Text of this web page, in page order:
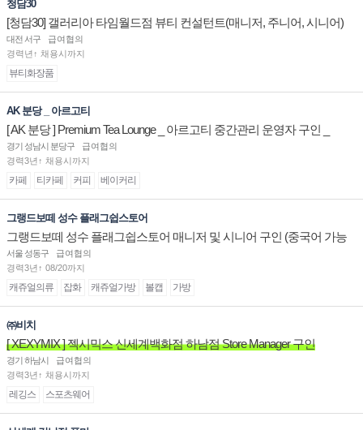
청담30
[청담30] 갤러리아 타임월드점 뷰티 컨설턴트(매니저, 주니어, 시니어)
채용
대전 서구
급여협의
경력년↑ 채용시까지
뷰티화장품
AK 분당 _ 아르고티
[ AK 분당 ] Premium Tea Lounge _ 아르고티 중간관리 운영자 구인 _
경기 성남시 분당구
급여협의
경력3년↑ 채용시까지
카페 티카페 커피 베이커리
그랭드보떼 성수 플래그쉽스토어
그랭드보떼 성수 플래그쉽스토어 매니저 및 시니어 구인 (중국어 가능
자)
서울 성동구
급여협의
경력3년↑ 08/20까지
캐쥬얼의류 잡화 캐쥬얼가방 볼캡 가방
㈜비치
[ XEXYMIX ] 젝시믹스 신세계백화점 하남점 Store Manager 구인
경기 하남시
급여협의
경력3년↑ 채용시까지
레깅스 스포츠웨어